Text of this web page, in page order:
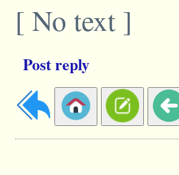
[ No text ]
Post reply